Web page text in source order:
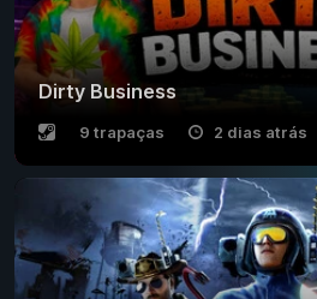
Dirty Business
9 trapaças 2 dias atrás